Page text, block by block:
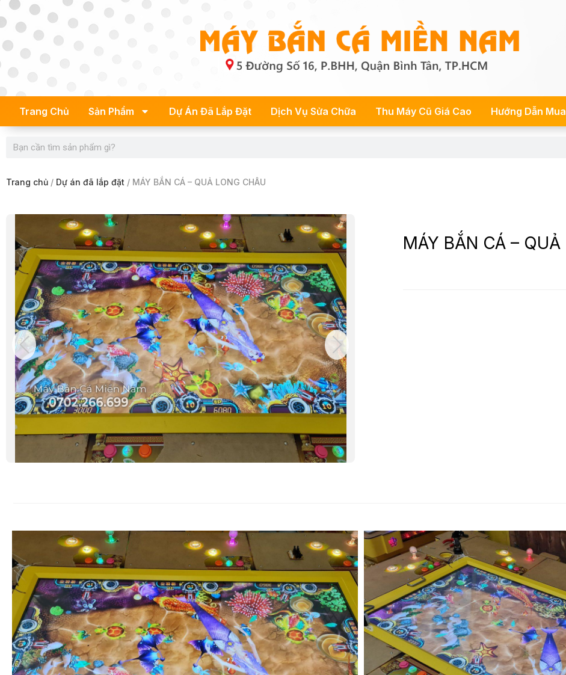
Skip
to
content
Trang Chủ Sản Phẩm Dự Án Đã Lắp Đặt Dịch Vụ Sửa Chữa Thu Máy Cũ Giá Cao Hướng Dẫn
Search
Trang chủ / Dự án đã lắp đặt / MÁY BẮN CÁ – QUẢ LONG CHÂU
MÁY BẮN CÁ – QUẢ